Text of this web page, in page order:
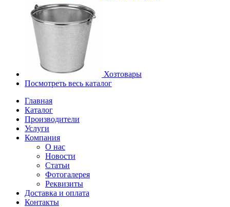
Хозтовары
Посмотреть весь каталог
Главная
Каталог
Производители
Услуги
Компания
О нас
Новости
Статьи
Фотогалерея
Реквизиты
Доставка и оплата
Контакты